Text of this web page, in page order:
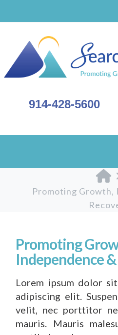
914-428-5600
Promoting Growth,
Promoting
Independence
Lorem ipsum dolor
adipiscing elit.
velit, nec porttitor
mauris. Mauris